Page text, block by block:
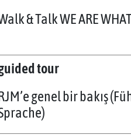
& Talk WE ARE
tour
genel bir bakış